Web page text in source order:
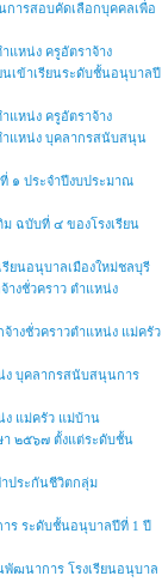
การสอบคัดเลือกบุคคลเพื่อ
แหน่ง ครูอัตราจ้าง
นเข้าเรียนระดับชั้นอนุบาลปี
แหน่ง ครูอัตราจ้าง
ำแหน่ง บุคลากรสนับสนุน
๑ ประจำปีงบประมาณ
ฉบับที่ ๔ ของโรงเรียน
ยนอนุบาลเมืองใหม่ชลบุรี
างชั่วคราว ตำแหน่ง
างชั่วคราวตำแหน่ง แม่ครัว
ง บุคลากรสนับสนุนการ
ง แม่ครัว แม่บ้าน
า ๒๕๖๗ ตั้งแต่ระดับชั้น
ำประกันชีวิตกลุ่ม
ร ระดับชั้นอนุบาลปีที่ 1 ปี
ฒนาการ โรงเรียนอนุบาล